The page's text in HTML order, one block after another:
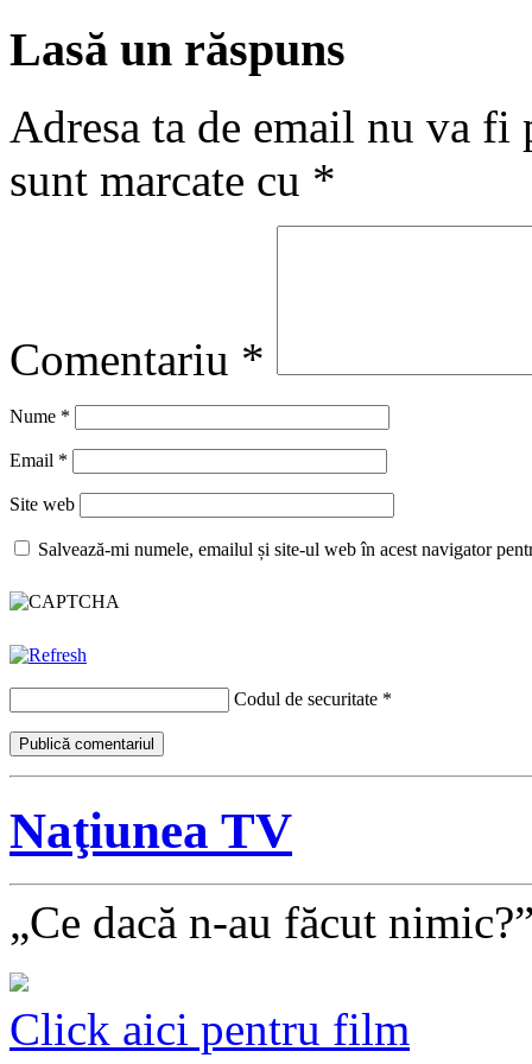
Lasă un răspuns
Adresa ta de email nu va fi
sunt marcate cu *
Comentariu *
Nume *
Email *
Site web
Salvează-mi numele, emailul și site-ul web în acest navigator
Codul de securitate *
Naţiunea TV
„Ce dacă n-au făcut
Click aici pentru film